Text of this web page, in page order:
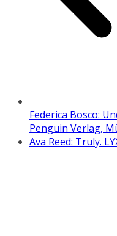
Federica Bosco:
Penguin Verlag,
Ava Reed: Truly.